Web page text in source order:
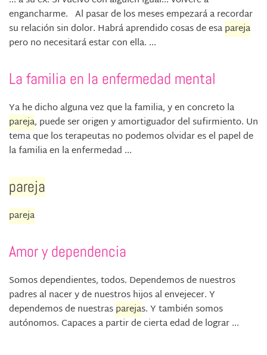
engancharme. Al pasar de los meses empezará a recordar
su relación sin dolor. Habrá aprendido cosas de esapareja
pero no necesitará estar con ella. ...
La familia en la enfermedad mental
Ya he dicho alguna vez que la familia, y en concreto la
pareja, puede ser origen y amortiguador del sufirmiento. Un
tema que los terapeutas no podemos olvidar es el papel de
la familia en la enfermedad ...
pareja
pareja
Amor y dependencia
Somos dependientes, todos. Dependemos de nuestros
padres al nacer y de nuestros hijos al envejecer. Y
dependemos de nuestrasparejas. Y también somos
autónomos. Capaces a partir de cierta edad de lograr ...